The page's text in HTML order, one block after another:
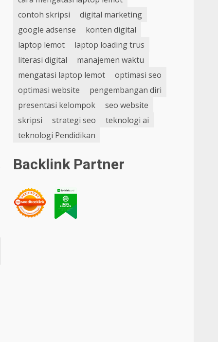
contoh skripsi
digital marketing
google adsense
konten digital
laptop lemot
laptop loading trus
literasi digital
manajemen waktu
mengatasi laptop lemot
optimasi seo
optimasi website
pengembangan diri
presentasi kelompok
seo website
skripsi
strategi seo
teknologi ai
teknologi Pendidikan
Backlink Partner